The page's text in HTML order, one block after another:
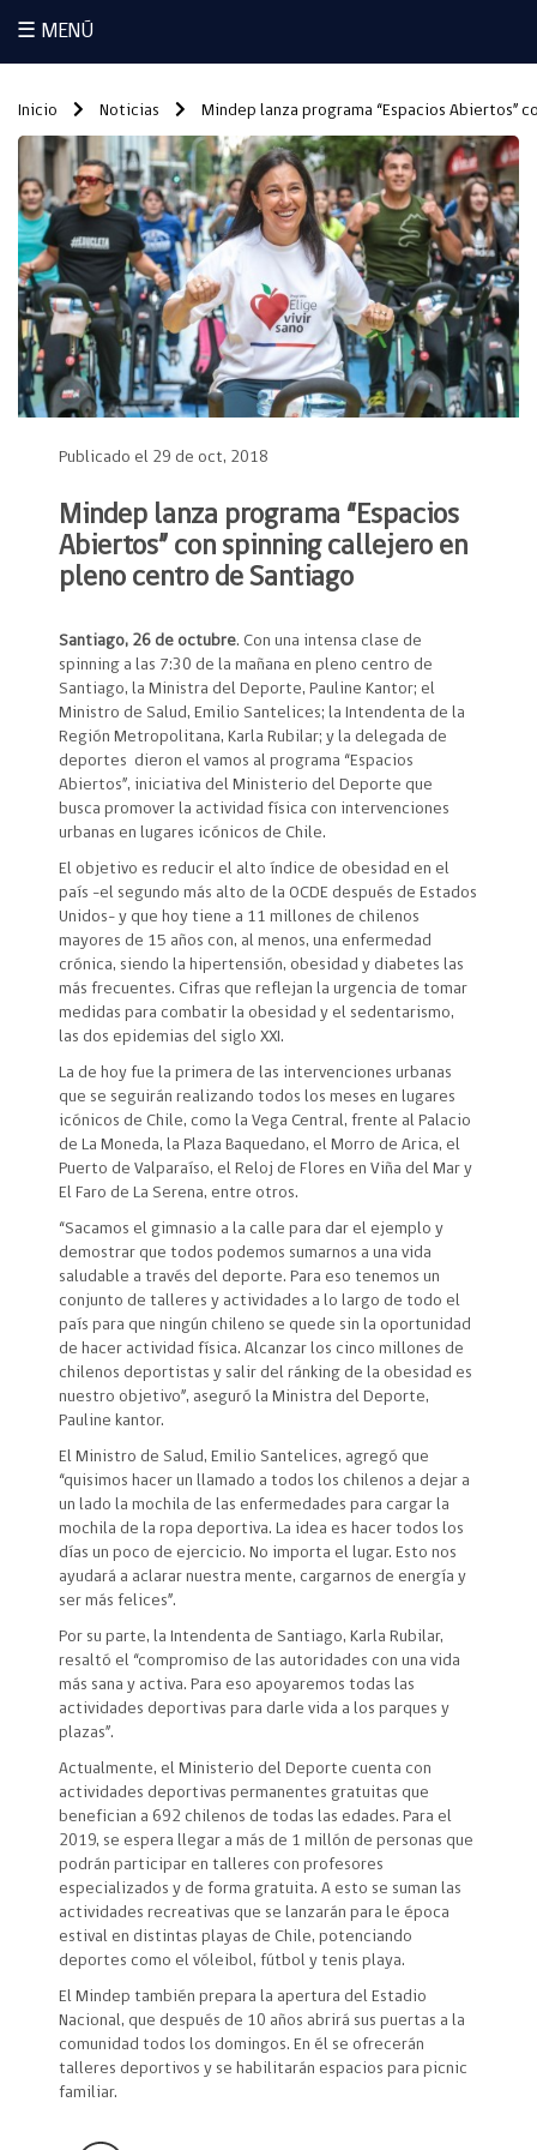
☰ MENÚ
Inicio Noticias Mindep lanza programa “Espacios Abiertos”
Publicado el 29 de oct, 2018
Mindep lanza programa “Espacios
Abiertos” con spinning callejero en
pleno centro de Santiago
Santiago, 26 de octubre. Con una intensa clase de
spinning a las 7:30 de la mañana en pleno centro de
Santiago, la Ministra del Deporte, Pauline Kantor; el
Ministro de Salud, Emilio Santelices; la Intendenta de la
Región Metropolitana, Karla Rubilar; y la delegada de
deportes dieron el vamos al programa “Espacios
Abiertos”, iniciativa del Ministerio del Deporte que
busca promover la actividad física con intervenciones
urbanas en lugares icónicos de Chile.
El objetivo es reducir el alto índice de obesidad en el
país -el segundo más alto de la OCDE después de Estados
Unidos- y que hoy tiene a 11 millones de chilenos
mayores de 15 años con, al menos, una enfermedad
crónica, siendo la hipertensión, obesidad y diabetes las
más frecuentes. Cifras que reflejan la urgencia de tomar
medidas para combatir la obesidad y el sedentarismo,
las dos epidemias del siglo XXI.
La de hoy fue la primera de las intervenciones urbanas
que se seguirán realizando todos los meses en lugares
icónicos de Chile, como la Vega Central, frente al Palacio
de La Moneda, la Plaza Baquedano, el Morro de Arica, el
Puerto de Valparaíso, el Reloj de Flores en Viña del Mar y
El Faro de La Serena, entre otros.
“Sacamos el gimnasio a la calle para dar el ejemplo y
demostrar que todos podemos sumarnos a una vida
saludable a través del deporte. Para eso tenemos un
conjunto de talleres y actividades a lo largo de todo el
país para que ningún chileno se quede sin la oportunidad
de hacer actividad física. Alcanzar los cinco millones de
chilenos deportistas y salir del ránking de la obesidad es
nuestro objetivo”, aseguró la Ministra del Deporte,
Pauline kantor.
El Ministro de Salud, Emilio Santelices, agregó que
“quisimos hacer un llamado a todos los chilenos a dejar a
un lado la mochila de las enfermedades para cargar la
mochila de la ropa deportiva. La idea es hacer todos los
días un poco de ejercicio. No importa el lugar. Esto nos
ayudará a aclarar nuestra mente, cargarnos de energía y
ser más felices”.
Por su parte, la Intendenta de Santiago, Karla Rubilar,
resaltó el “compromiso de las autoridades con una vida
más sana y activa. Para eso apoyaremos todas las
actividades deportivas para darle vida a los parques y
plazas”.
Actualmente, el Ministerio del Deporte cuenta con
actividades deportivas permanentes gratuitas que
benefician a 692 chilenos de todas las edades. Para el
2019, se espera llegar a más de 1 millón de personas que
podrán participar en talleres con profesores
especializados y de forma gratuita. A esto se suman las
actividades recreativas que se lanzarán para le época
estival en distintas playas de Chile, potenciando
deportes como el vóleibol, fútbol y tenis playa.
El Mindep también prepara la apertura del Estadio
Nacional, que después de 10 años abrirá sus puertas a la
comunidad todos los domingos. En él se ofrecerán
talleres deportivos y se habilitarán espacios para picnic
familiar.